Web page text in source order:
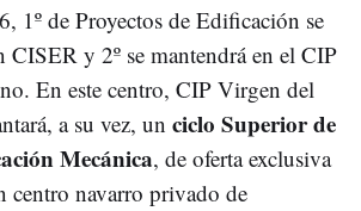
1º de Proyectos de Edificación se
CISER y 2º se mantendrá en el CIP
En este centro, CIP Virgen del
a su vez, un ciclo Superior de
Mecánica, de oferta exclusiva
centro navarro privado de